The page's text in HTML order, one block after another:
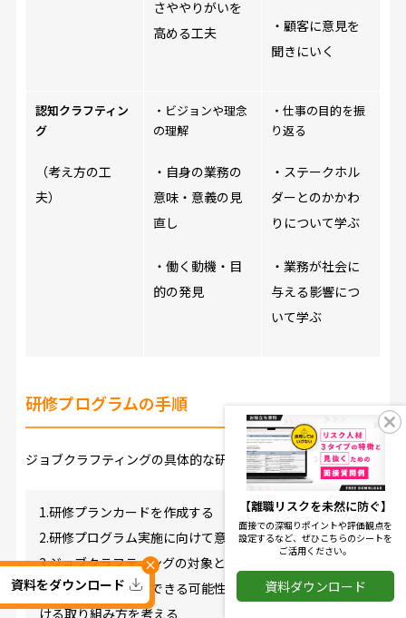
さややりがいを
高める工夫
・顧客に意見を
聞きにいく
認知クラフティン
グ
（考え方の工
夫）
・ビジョンや理念
の理解
・自身の業務の
意味・意義の見
直し
・働く動機・目
的の発見
・仕事の目的を振
り返る
・ステークホル
ダーとのかかわ
りについて学ぶ
・業務が社会に
与える影響につ
いて学ぶ
研修プログラムの手順
ジョブクラフティングの具体的な研修手順は、次の通りです。
1.研修プランカードを作成する
2.研修プログラム実施に向けて意識を高める
3.ジョブクラフティングの対象とする業務を選定する
4.業務について工夫できる可能性や周囲とのつながりにお
ける取り組み方を考える
×
資料をダウンロード
【離職リスクを未然に防ぐ】
面接での深堀りポイントや評価観点を
設定するなど、ぜひこちらのシートを
ご活用ください。
資料ダウンロード